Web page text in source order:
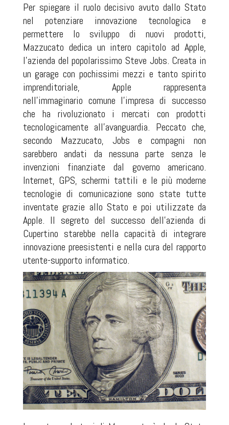
Per spiegare il ruolo decisivo avuto dallo Stato
nel potenziare innovazione tecnologica e
permettere lo sviluppo di nuovi prodotti,
Mazzucato dedica un intero capitolo ad Apple,
l’azienda del popolarissimo Steve Jobs. Creata in
un garage con pochissimi mezzi e tanto spirito
imprenditoriale, Apple rappresenta
nell’immaginario comune l’impresa di successo
che ha rivoluzionato i mercati con prodotti
tecnologicamente all’avanguardia. Peccato che,
secondo Mazzucato, Jobs e compagni non
sarebbero andati da nessuna parte senza le
invenzioni finanziate dal governo americano.
Internet, GPS, schermi tattili e le più moderne
tecnologie di comunicazione sono state tutte
inventate grazie allo Stato e poi utilizzate da
Apple. Il segreto del successo dell’azienda di
Cupertino starebbe nella capacità di integrare
innovazione preesistenti e nella cura del rapporto
utente-supporto informatico.